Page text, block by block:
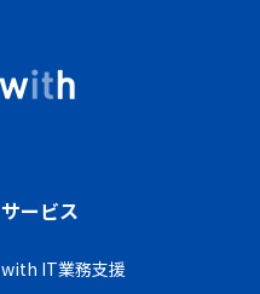
サービス
with IT業務支援